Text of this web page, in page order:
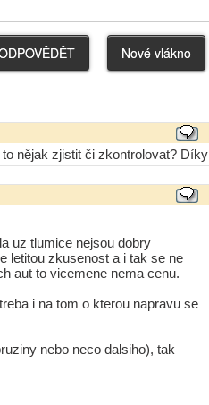
nějak zjistit či zkontrolovat? Díky
uz tlumice nejsou dobry
letitou zkusenost a i tak se ne
aut to vicemene nema cenu.
i na tom o kterou napravu se
nebo neco dalsiho), tak